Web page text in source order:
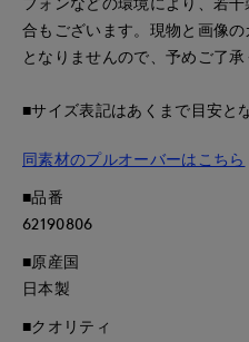
合もございます。現物と画像
となりませんので、予めご了承
■サイズ表記はあくまで目安と
同素材のプルオーバーはこちら
■品番
62190806
■原産国
日本製
■クオリティ